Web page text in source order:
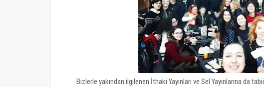
Bizlerle yakından ilgilenen İthaki Yayınları ve Sel Yayınlarına da